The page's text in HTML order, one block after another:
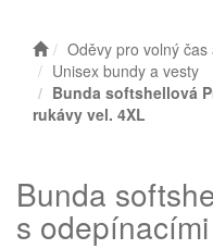
Oděvy pro volný čas
Unisex bundy a vesty
Bunda softshellová
rukávy vel. 4XL
Bunda
s